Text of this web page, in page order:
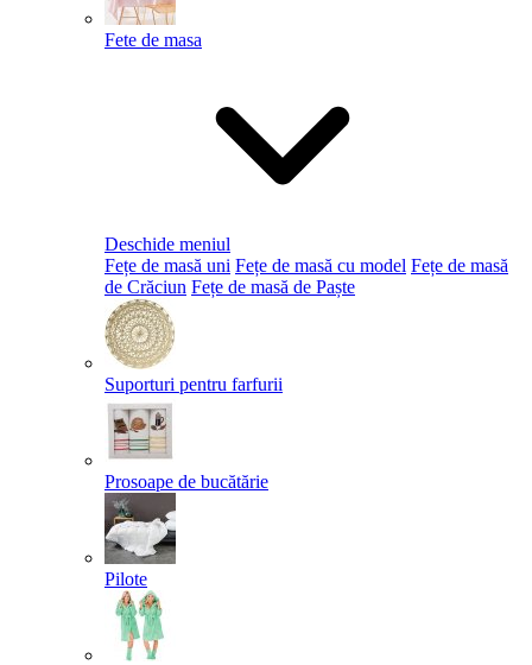
Fete de masa
Deschide meniul
Fețe de masă uni Fețe de masă cu model Fețe de masă
de Crăciun Fețe de masă de Paște​
Suporturi pentru farfurii
Prosoape de bucătărie
Pilote